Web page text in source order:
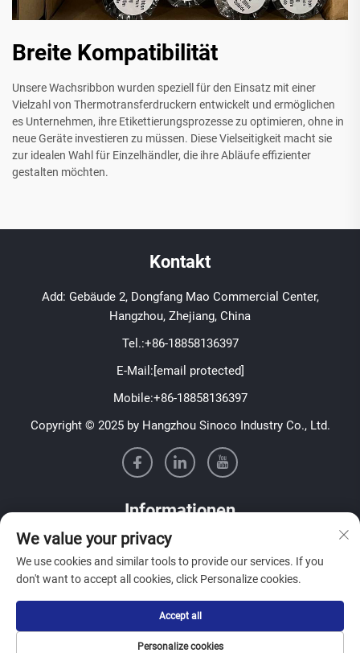
Breite Kompatibilität
Unsere Wachsribbon wurden speziell für den Einsatz mit einer
Vielzahl von Thermotransferdruckern entwickelt und ermöglichen
es Unternehmen, ihre Etikettierungsprozesse zu optimieren, ohne in
neue Geräte investieren zu müssen. Diese Vielseitigkeit macht sie
zur idealen Wahl für Einzelhändler, die ihre Abläufe effizienter
gestalten möchten.
Kontakt
Add: Gebäude 2, Dongfang Mao Commercial Center,
Hangzhou, Zhejiang, China
Tel.:+86-18858136397
E-Mail:[email protected]
Mobile:+86-18858136397
Copyright © 2025 by Hangzhou Sinoco Industry Co., Ltd.
Informationen
Melden Sie sich für unseren wöchentlichen Newsletter an
Absenden
We value your privacy
We use cookies and similar tools to provide our services. If you
don't want to accept all cookies, click Personalize cookies.
Personalize cookies
Accept all